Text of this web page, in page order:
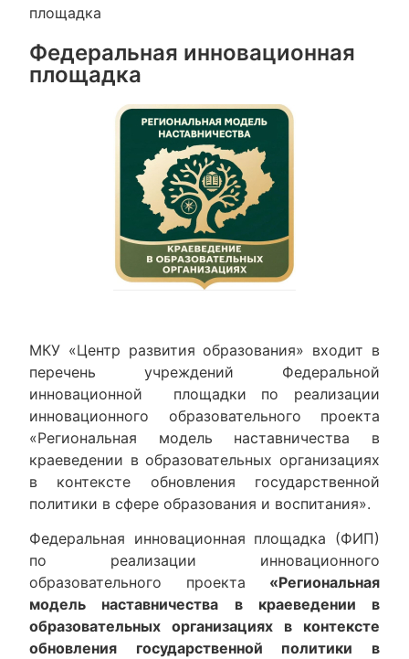
площадка
Федеральная инновационная
площадка
МКУ «Центр развития образования» входит в
перечень учреждений Федеральной
инновационной площадки по реализации
инновационного образовательного проекта
«Региональная модель наставничества в
краеведении в образовательных организациях
в контексте обновления государственной
политики в сфере образования и воспитания».
Федеральная инновационная площадка (ФИП)
по реализации инновационного
образовательного проекта «Региональная
модель наставничества в краеведении в
образовательных организациях в контексте
обновления государственной политики в